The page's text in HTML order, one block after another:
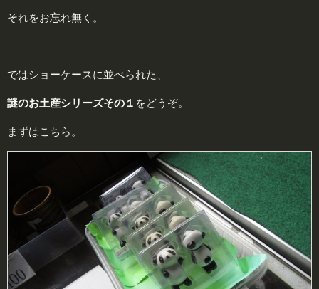
それをお忘れ無く。
ではショーケースに並べられた、
謎のお土産シリーズその１ をどうぞ。
まずはこちら。